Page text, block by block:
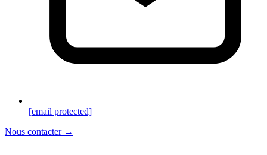
[email protected]
Nous contacter →